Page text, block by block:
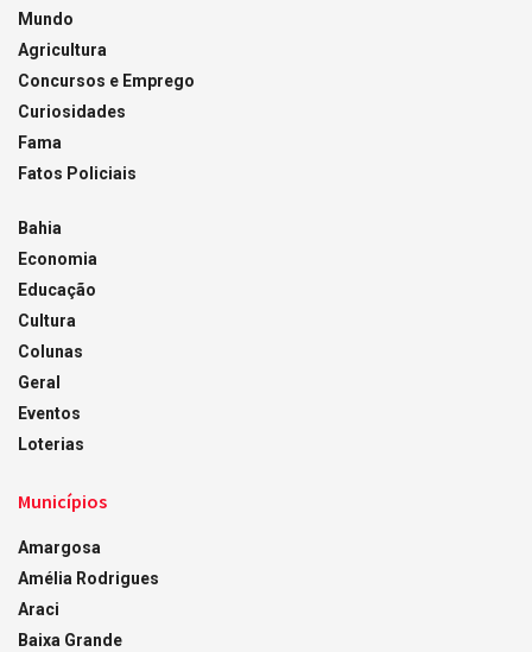
Mundo
Agricultura
Concursos e Emprego
Curiosidades
Fama
Fatos Policiais
Bahia
Economia
Educação
Cultura
Colunas
Geral
Eventos
Loterias
Municípios
Amargosa
Amélia Rodrigues
Araci
Baixa Grande